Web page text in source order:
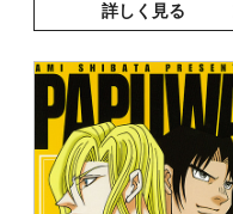
詳しく見る